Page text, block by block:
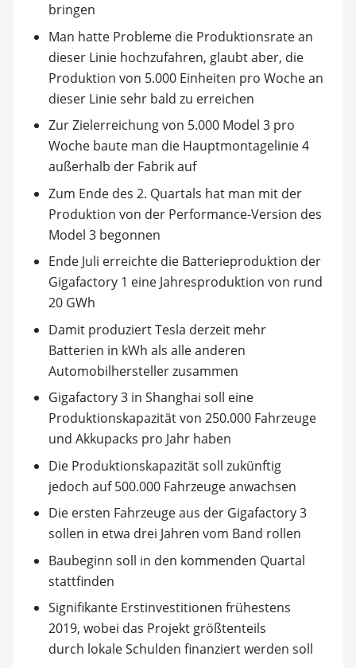
bringen
Man hatte Probleme die Produktionsrate an
dieser Linie hochzufahren, glaubt aber, die
Produktion von 5.000 Einheiten pro Woche an
dieser Linie sehr bald zu erreichen
Zur Zielerreichung von 5.000 Model 3 pro
Woche baute man die Hauptmontagelinie 4
außerhalb der Fabrik auf
Zum Ende des 2. Quartals hat man mit der
Produktion von der Performance-Version des
Model 3 begonnen
Ende Juli erreichte die Batterieproduktion der
Gigafactory 1 eine Jahresproduktion von rund
20 GWh
Damit produziert Tesla derzeit mehr
Batterien in kWh als alle anderen
Automobilhersteller zusammen
Gigafactory 3 in Shanghai soll eine
Produktionskapazität von 250.000 Fahrzeuge
und Akkupacks pro Jahr haben
Die Produktionskapazität soll zukünftig
jedoch auf 500.000 Fahrzeuge anwachsen
Die ersten Fahrzeuge aus der Gigafactory 3
sollen in etwa drei Jahren vom Band rollen
Baubeginn soll in den kommenden Quartal
stattfinden
Signifikante Erstinvestitionen frühestens
2019, wobei das Projekt größtenteils
durch lokale Schulden finanziert werden soll